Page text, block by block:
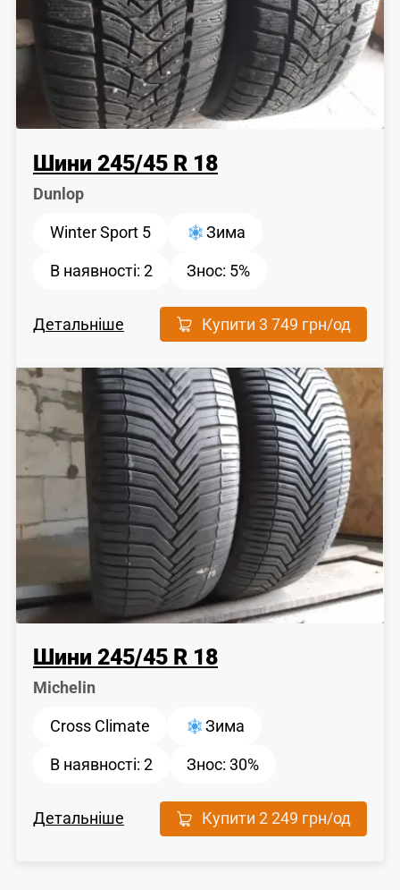
Шини 245/45 R 18
Dunlop
Winter Sport 5 Зима
В наявності: 2 Знос: 5%
Детальніше Купити3 749 грн/од
Шини 245/45 R 18
Michelin
Cross Climate Зима
В наявності: 2 Знос:30%
Детальніше Купити2 249 грн/од